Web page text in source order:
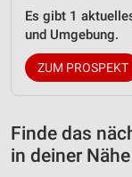
Es gibt 1
und Umgebung.
ZUM PROSPEKT
Finde das
in deiner Nähe